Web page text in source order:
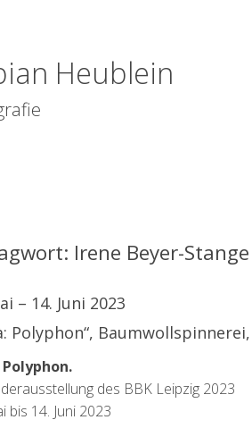
Heublein
Irene Beyer-Stange
– 14. Juni 2023
Polyphon“,
des BBK Leipzig 2023
bis 14. Juni 2023